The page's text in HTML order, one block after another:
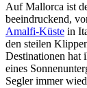
Auf Mallorca ist
beeindruckend,
Amalfi-Küste in
den steilen
Destinationen hat
eines
Segler immer